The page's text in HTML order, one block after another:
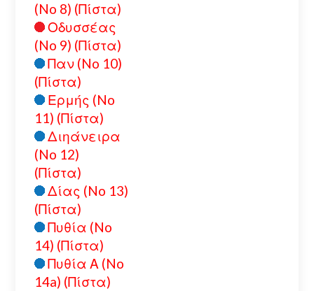
(No 8) (Πίστα)
Οδυσσέας
(No 9) (Πίστα)
Παν (No 10)
(Πίστα)
Ερμής (No
11) (Πίστα)
Διηάνειρα
(No 12)
(Πίστα)
Δίας (No 13)
(Πίστα)
Πυθία (No
14) (Πίστα)
Πυθία Α (No
14a) (Πίστα)